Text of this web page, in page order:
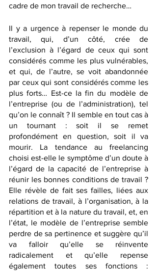
cadre de mon travail de recherche…
Il y a urgence à repenser le monde du
travail, qui, d’un côté, crée de
l’exclusion à l’égard de ceux qui sont
considérés comme les plus vulnérables,
et qui, de l’autre, se voit abandonnée
par ceux qui sont considérés comme les
plus forts… Est-ce la fin du modèle de
l’entreprise (ou de l’administration), tel
qu’on le connaît ? Il semble en tout cas à
un tournant : soit il se remet
profondément en question, soit il va
mourir. La tendance au freelancing
choisi est-elle le symptôme d’un doute à
l’égard de la capacité de l’entreprise à
réunir les bonnes conditions de travail ?
Elle révèle de fait ses failles, liées aux
relations de travail, à l’organisation, à la
répartition et à la nature du travail, et, en
l’état, le modèle de l’entreprise semble
perdre de sa pertinence et suggère qu’il
va falloir qu’elle se réinvente
radicalement et qu’elle repense
également toutes ses fonctions :